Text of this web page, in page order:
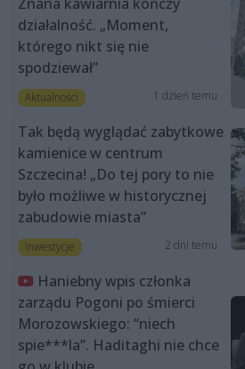
działalność. „Moment,
którego nikt się nie
spodziewał”
Aktualności 1 dzień temu
Tak będą wyglądać zabytkowe
kamienice w centrum
Szczecina! „Do tej pory to nie
było możliwe w historycznej
zabudowie miasta”
Inwestycje 2 dni temu
Haniebny wpis członka
zarządu Pogoni po śmierci
Morozowskiego: “niech
spie***la”. Haditaghi nie chce